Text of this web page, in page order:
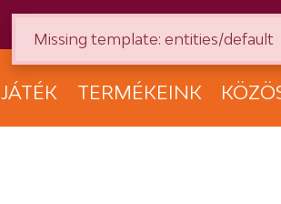
JÁTÉK TERMÉKEINK
Missing template: entities/default